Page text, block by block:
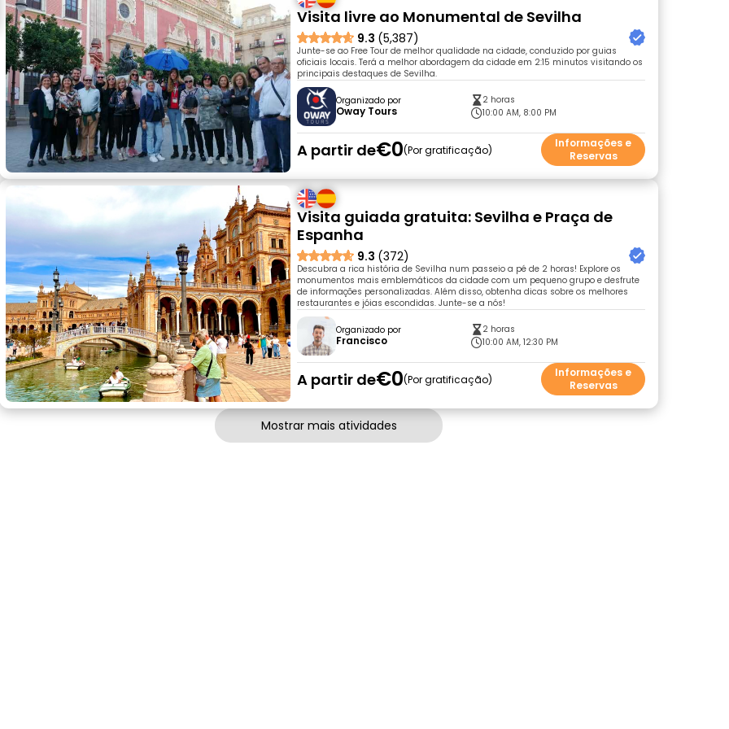
Visita livre ao Monumental de Sevilha
9.3 (5,387)
Junte-se ao Free Tour de melhor qualidade na cidade, conduzido por guias
oficiais locais. Terá a melhor abordagem da cidade em 2:15 minutos visitando os
principais destaques de Sevilha.
Organizado por
Oway Tours
2 horas
10:00 AM, 8:00 PM
A partir de€0 Por gratificação
Informações e
Reservas
Visita guiada gratuita: Sevilha e Praça de
Espanha
9.3 (372)
Descubra a rica história de Sevilha num passeio a pé de 2 horas! Explore os
monumentos mais emblemáticos da cidade com um pequeno grupo e desfrute
de informações personalizadas. Além disso, obtenha dicas sobre os melhores
restaurantes e jóias escondidas. Junte-se a nós!
Organizado por
Francisco
2 horas
10:00 AM, 12:30 PM
A partir de€0 Por gratificação
Informações e
Reservas
Mostrar mais atividades